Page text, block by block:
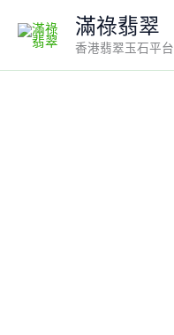
content
滿祿翡翠
香港翡翠玉石平台